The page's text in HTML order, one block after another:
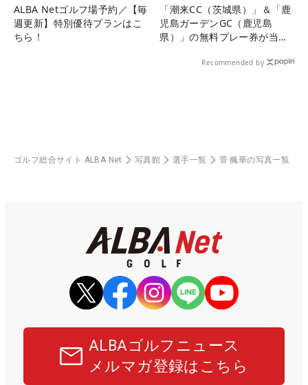
ALBA Netゴルフ場予約／【毎
週更新】特別優待プランはこ
ちら！
「潮来CC（茨城県）」＆「鹿
児島ガーデンGC（鹿児島
県）」の無料プレー券が当た
Recommended by
ゴルフ総合サイト ALBA Net 写真館 選手一覧 菅 楓華の写真一覧
ALBAゴルフニュース
メルマガ登録はこちら